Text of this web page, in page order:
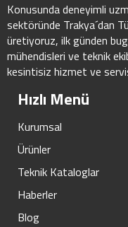
Konusunda deneyimli
sektöründe Trakya´dan
üretiyoruz, ilk günden
mühendisleri ve teknik
kesintisiz hizmet ve
Hızlı Menü
Kurumsal
Ürünler
Teknik Kataloglar
Haberler
Blog